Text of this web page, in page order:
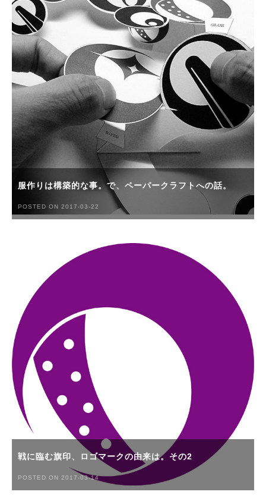
服作りは構築的な事。で、ペーパークラフトへの話。
POSTED ON 2017-03-22
戦に臨む旗印、ロゴマークの由来は。その2
POSTED ON 2017-03-14